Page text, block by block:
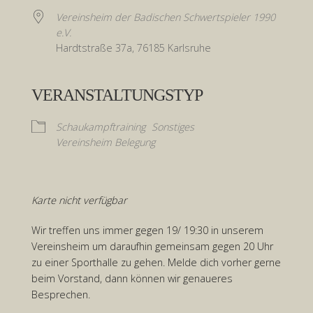
Vereinsheim der Badischen Schwertspieler 1990
e.V.
Hardtstraße 37a, 76185 Karlsruhe
VERANSTALTUNGSTYP
Schaukampftraining
Sonstiges
Vereinsheim Belegung
Karte nicht verfügbar
Wir treffen uns immer gegen 19/ 19:30 in unserem
Vereinsheim um daraufhin gemeinsam gegen 20 Uhr
zu einer Sporthalle zu gehen. Melde dich vorher gerne
beim Vorstand, dann können wir genaueres
Besprechen.